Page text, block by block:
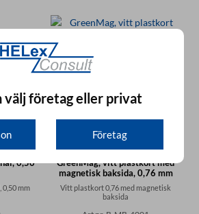
0,50
0,50 mm
GreenMag, vitt plastkort med
magnetisk baksida, 0,76 mm
Vitt plastkort 0,76 med magnetisk
baksida
välj företag eller privat
Företag